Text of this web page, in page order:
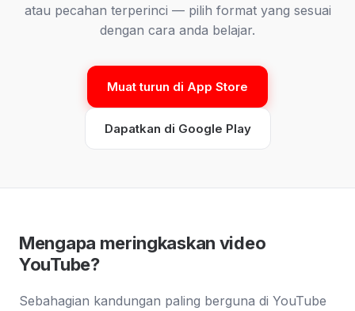
atau pecahan terperinci — pilih format yang sesuai
dengan cara anda belajar.
Muat turun di App Store
Dapatkan di Google Play
Mengapa meringkaskan video
YouTube?
Sebahagian kandungan paling berguna di YouTube